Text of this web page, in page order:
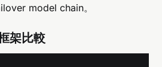
model chain。
架比較